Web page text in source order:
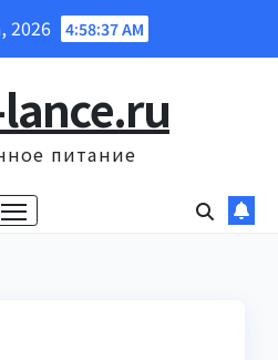
2026 4:58:38 AM
питание